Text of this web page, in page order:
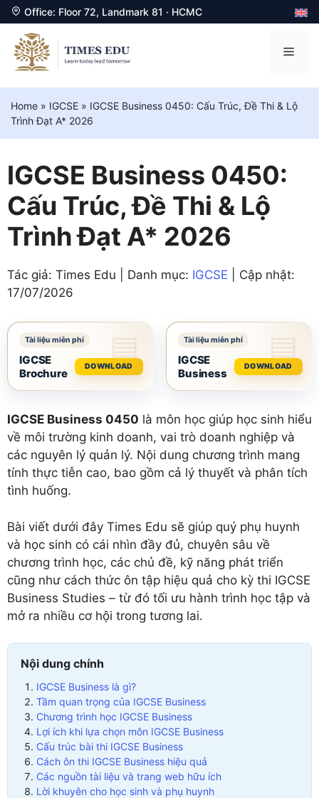
Office: Floor 72, Landmark 81 · HCMC
Chuyển
đến
nội
dung
Home » IGCSE » IGCSE Business 0450: Cấu Trúc, Đề Thi & Lộ
Trình Đạt A* 2026
IGCSE Business 0450:
Cấu Trúc, Đề Thi & Lộ
Trình Đạt A* 2026
Tác giả: Times Edu | Danh mục: IGCSE | Cập nhật:
17/07/2026
IGCSE
Brochure
DOWNLOAD
IGCSE
Business
DOWNLOAD
IGCSE Business 0450 là môn học giúp học sinh hiểu
về môi trường kinh doanh, vai trò doanh nghiệp và
các nguyên lý quản lý. Nội dung chương trình mang
tính thực tiễn cao, bao gồm cả lý thuyết và phân tích
tình huống.
Bài viết dưới đây Times Edu sẽ giúp quý phụ huynh
và học sinh có cái nhìn đầy đủ, chuyên sâu về
chương trình học, các chủ đề, kỹ năng phát triển
cũng như cách thức ôn tập hiệu quả cho kỳ thi IGCSE
Business Studies – từ đó tối ưu hành trình học tập và
mở ra nhiều cơ hội trong tương lai.
Nội dung chính
IGCSE Business là gì?
Tầm quan trọng của IGCSE Business
Chương trình học IGCSE Business
Lợi ích khi lựa chọn môn IGCSE Business
Cấu trúc bài thi IGCSE Business
Cách ôn thi IGCSE Business hiệu quả
Các nguồn tài liệu và trang web hữu ích
Lời khuyên cho học sinh và phụ huynh